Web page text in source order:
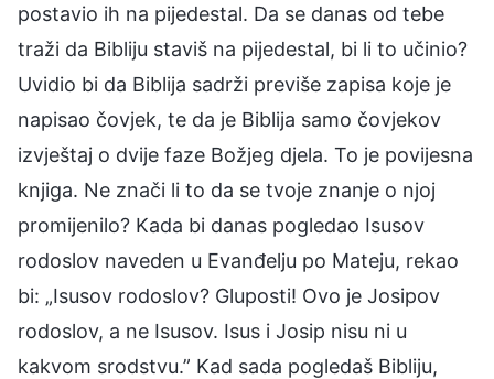
postavio ih na pijedestal. Da se danas od tebe
traži da Bibliju staviš na pijedestal, bi li to učinio?
Uvidio bi da Biblija sadrži previše zapisa koje je
napisao čovjek, te da je Biblija samo čovjekov
izvještaj o dvije faze Božjeg djela. To je povijesna
knjiga. Ne znači li to da se tvoje znanje o njoj
promijenilo? Kada bi danas pogledao Isusov
rodoslov naveden u Evanđelju po Mateju, rekao
bi: „Isusov rodoslov? Gluposti! Ovo je Josipov
rodoslov, a ne Isusov. Isus i Josip nisu ni u
kakvom srodstvu.” Kad sada pogledaš Bibliju,